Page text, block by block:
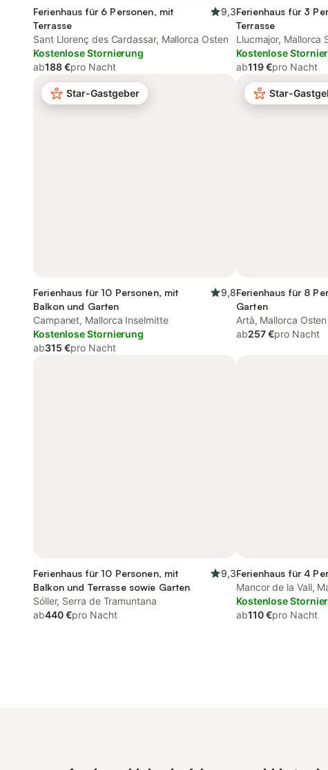
Ferienhaus für 6 Personen, mit
Terrasse
9,3
Sant Llorenç des Cardassar, Mallorca Osten
Kostenlose Stornierung
ab188 €pro Nacht
Ferienhaus für 3
Terrasse
Llucmajor, Mallorca
Kostenlose
ab119 €pro Nacht
Star-Gastgeber
Ferienhaus für 10 Personen, mit
Balkon und Garten
9,8
Campanet, Mallorca Inselmitte
Kostenlose Stornierung
ab315 €pro Nacht
Star-
Ferienhaus für 8
Garten
Artà, Mallorca Osten
ab257 €pro Nacht
Ferienhaus für 10 Personen, mit
Balkon und Terrasse sowie Garten
9,3
Sóller, Serra de Tramuntana
ab440 €pro Nacht
Ferienhaus für 4
Mancor de la Vall,
Kostenlose
ab110 €pro Nacht